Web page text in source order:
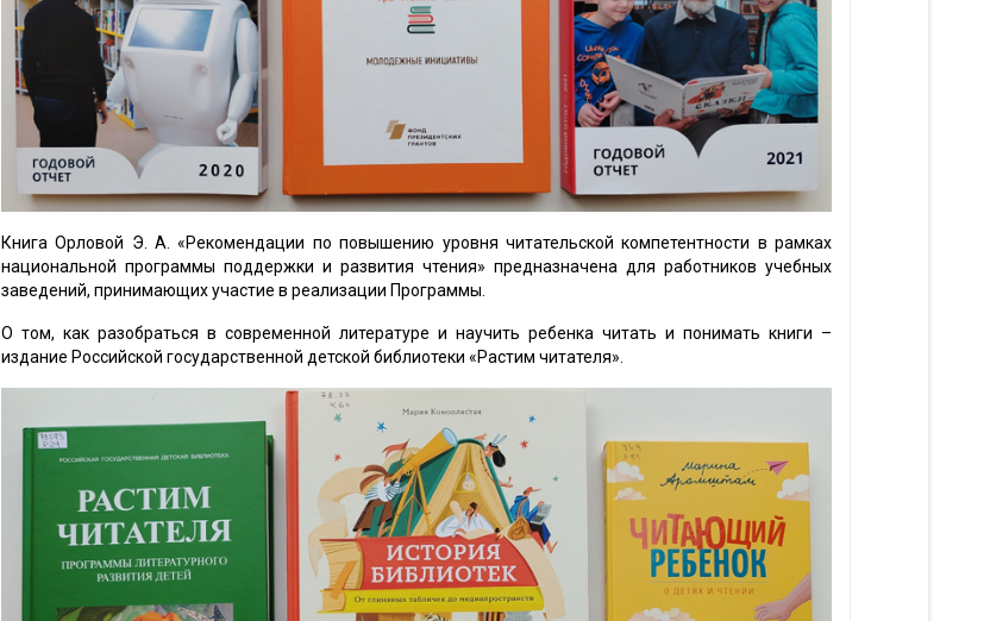
Книга Орловой Э. А. «Рекомендации по повышению уровня читательской компетентности в рамках
национальной программы поддержки и развития чтения» предназначена для работников учебных
заведений, принимающих участие в реализации Программы.
О том, как разобраться в современной литературе и научить ребенка читать и понимать книги –
издание Российской государственной детской библиотеки «Растим читателя».